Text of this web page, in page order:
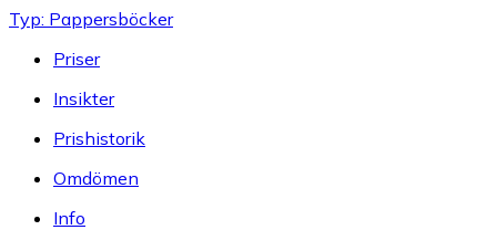
Typ: Pappersböcker
Priser
Insikter
Prishistorik
Omdömen
Info